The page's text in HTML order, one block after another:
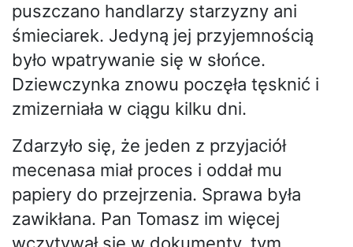
puszczano handlarzy starzyzny ani
śmieciarek. Jedyną jej przyjemnością
było wpatrywanie się w słońce.
Dziewczynka znowu poczęła tęsknić i
zmizerniała w ciągu kilku dni.
Zdarzyło się, że jeden z przyjaciół
mecenasa miał proces i oddał mu
papiery do przejrzenia. Sprawa była
zawikłana. Pan Tomasz im więcej